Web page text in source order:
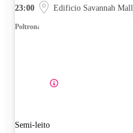
23:00 Edificio Savannah Mall
Poltrona
Semi-leito